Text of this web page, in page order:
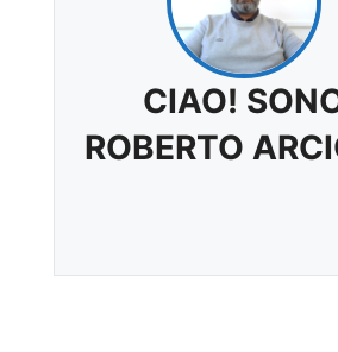
CIAO!
ROBERTO